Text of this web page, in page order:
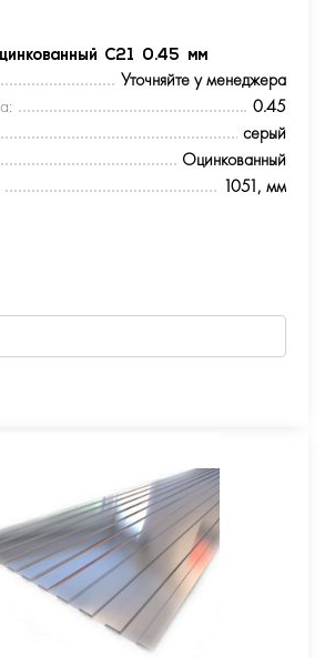
С21 0.45 мм
Уточняйте у менеджера
0.45
серый
Оцинкованный
1051, мм